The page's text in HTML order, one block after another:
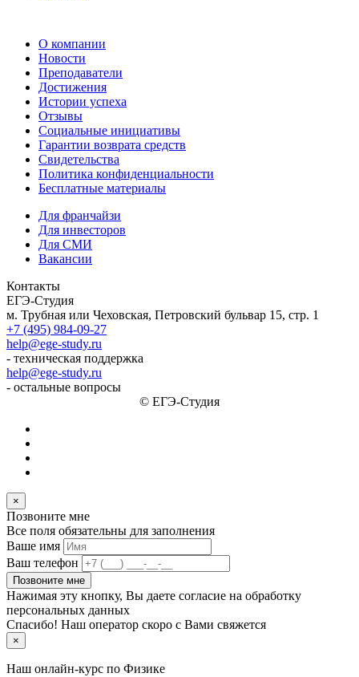
О компании
Новости
Преподаватели
Достижения
Истории успеха
Отзывы
Социальные инициативы
Гарантии возврата средств
Свидетельства
Политика конфиденциальности
Бесплатные материалы
Для франчайзи
Для инвесторов
Для СМИ
Вакансии
Контакты
ЕГЭ-Студия
м. Трубная или Чеховская, Петровский бульвар 15, стр. 1
+7 (495) 984-09-27
help@ege-study.ru
- техническая поддержка
help@ege-study.ru
- остальные вопросы
© ЕГЭ-Студия
×
Позвоните мне
Все поля обязательны для заполнения
Ваше имя
Ваш телефон
Позвоните мне
Нажимая эту кнопку, Вы даете согласие на обработку
персональных данных
Спасибо! Наш оператор скоро с Вами свяжется
×
Наш онлайн-курс по Физике